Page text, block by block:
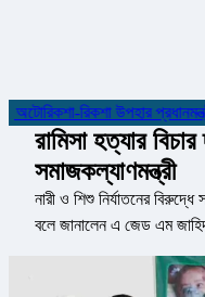
রিকশা উপহার
রামিসা হত্যার
সমাজকল্যাণমন্ত্রী
নারী ও শিশু নির্যাতনের
বলে জানালেন এ জেড এম